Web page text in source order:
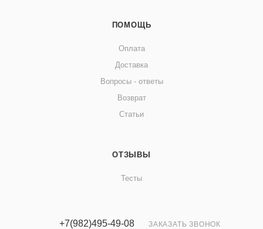
ПОМОЩЬ
Оплата
Доставка
Вопросы - ответы
Возврат
Статьи
ОТЗЫВЫ
Тесты
+7(982)495-49-08 ЗАКАЗАТЬ ЗВОНОК